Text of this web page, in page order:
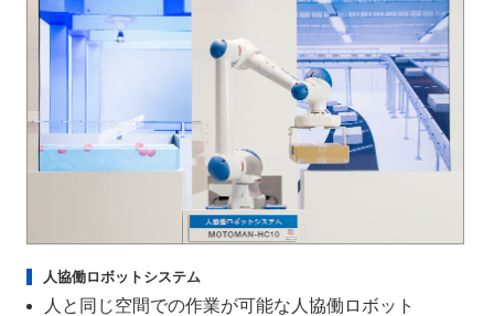
人協働ロボットシステム
人と同じ空間での作業が可能な人協働ロボット